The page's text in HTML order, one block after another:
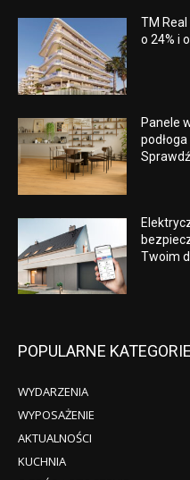
TM
o 24% i
Panele
Twoim
POPULARNE KATEGORIE
WYDARZENIA
WYPOSAŻENIE
AKTUALNOŚCI
KUCHNIA